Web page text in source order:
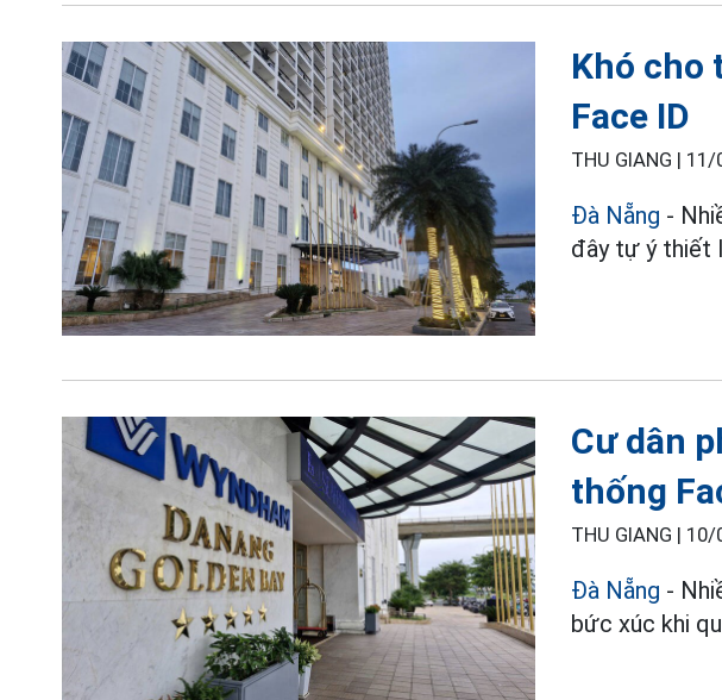
Khó cho
Face ID
THU GIANG | 11/
Đà Nẵng -
đây tự ý thiết
Cư dân
thống
THU GIANG | 10/
Đà Nẵng -
bức xúc khi